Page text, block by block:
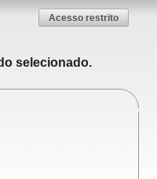
Acesso restrito
selecionado.